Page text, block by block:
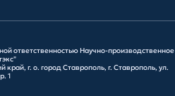
ответственностью Научно-производственное
край, г. о. город Ставрополь, г. Ставрополь, ул.
1